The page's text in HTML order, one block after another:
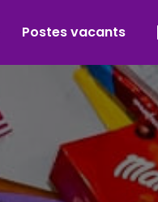
Postes vacants